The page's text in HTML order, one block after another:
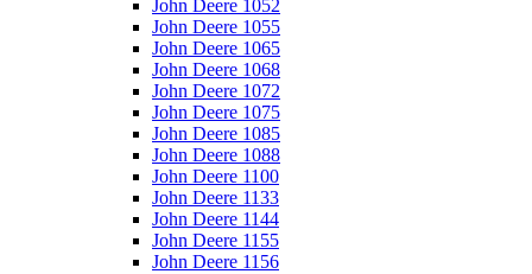
John Deere 1052
John Deere 1055
John Deere 1065
John Deere 1068
John Deere 1072
John Deere 1075
John Deere 1085
John Deere 1088
John Deere 1100
John Deere 1133
John Deere 1144
John Deere 1155
John Deere 1156